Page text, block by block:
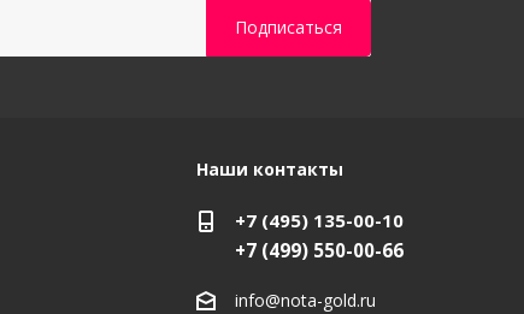
Наши контакты
+7 (495) 135-00-10
+7 (499) 550-00-66
info@nota-gold.ru